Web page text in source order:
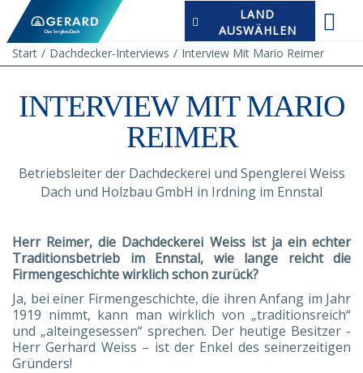
LAND
AUSWÄHLEN
Start
Dachdecker-Interviews Interview Mit Mario Reimer
INTERVIEW MIT MARIO
REIMER
Betriebsleiter der Dachdeckerei und Spenglerei Weiss
Dach und Holzbau GmbH in Irdning im Ennstal
Herr Reimer, die Dachdeckerei Weiss ist ja ein echter
Traditionsbetrieb im Ennstal, wie lange reicht die
Firmengeschichte wirklich schon zurück?
Ja, bei einer Firmengeschichte, die ihren Anfang im Jahr
1919 nimmt, kann man wirklich von „traditionsreich“
und „alteingesessen“ sprechen. Der heutige Besitzer -
Herr Gerhard Weiss – ist der Enkel des seinerzeitigen
Gründers!